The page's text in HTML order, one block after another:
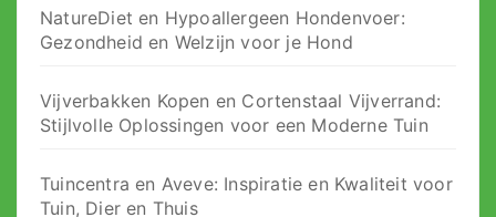
NatureDiet en Hypoallergeen Hondenvoer:
Gezondheid en Welzijn voor je Hond
Vijverbakken Kopen en Cortenstaal Vijverrand:
Stijlvolle Oplossingen voor een Moderne Tuin
Tuincentra en Aveve: Inspiratie en Kwaliteit voor
Tuin, Dier en Thuis